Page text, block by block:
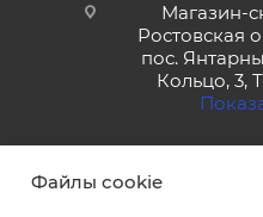
Магазин-
Ростовская
пос.
Кольцо, 3,
Файлы cookie